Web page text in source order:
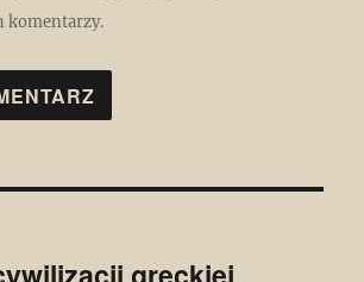
komentarzy.